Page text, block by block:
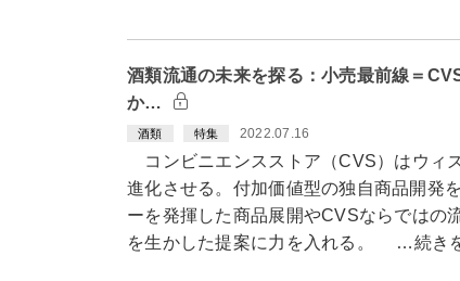
酒類流通の未来を探る：小売最前線＝
か…
酒類 特集 2022.07.16
コンビニエンスストア（CVS）はウィ
進化させる。付加価値型の独自商品開発
ーを発揮した商品展開やCVSならではの
を生かした提案に力を入れる。 …続き